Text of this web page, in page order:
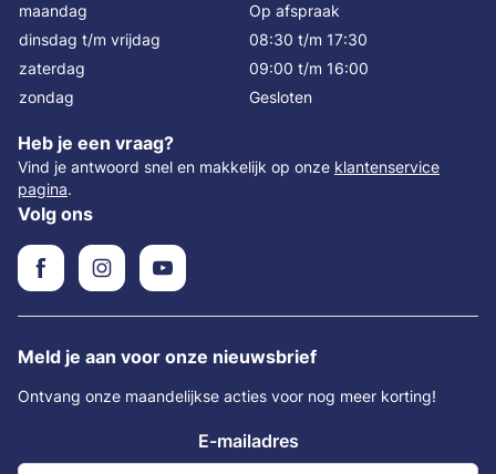
maandag
Op afspraak
dinsdag t/m vrijdag
08:30 t/m 17:30
zaterdag
09:00 t/m 16:00
zondag
Gesloten
Heb je een vraag?
Vind je antwoord snel en makkelijk op onze klantenservice
pagina.
Volg ons
Meld je aan voor onze nieuwsbrief
Ontvang onze maandelijkse acties voor nog meer korting!
E-mailadres